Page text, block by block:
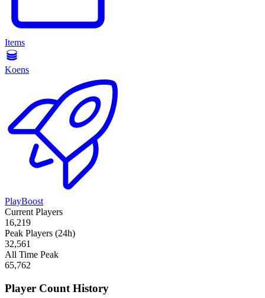
Items
Koens
PlayBoost
Current Players
16,219
Peak Players (24h)
32,561
All Time Peak
65,762
Player Count History